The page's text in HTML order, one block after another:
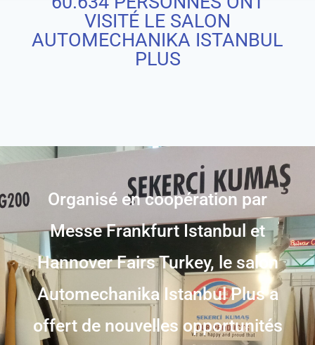
VISITÉ LE SALON
AUTOMECHANIKA ISTANBUL
PLUS
Organisé en coopération par
Messe Frankfurt Istanbul et
Hannover Fairs Turkey, le salon
Automechanika Istanbul Plus a
offert de nouvelles opportunités